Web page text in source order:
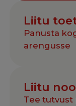
Liitu
Panusta
arengusse
Liitu
Tee tutvust